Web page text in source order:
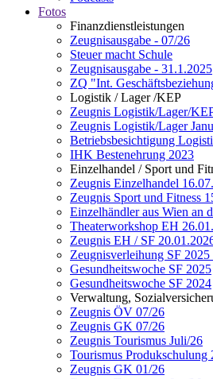
Fotos
Finanzdienstleistungen
Zeugnisausgabe - 07/26
Steuer macht Schule
Zeugnisausgabe - 31.1.2025
ZQ "Int.
Logistik / Lager /KEP
Zeugnis Logistik/Lager/
Zeugnis Logistik/Lager
Betriebsbesichtigung
IHK Bestenehrung 2023
Einzelhandel / Sport und
Zeugnis Einzelhandel
Zeugnis Sport und Fitness
Einzelhändler aus Wien an
Theaterworkshop EH
Zeugnis EH / SF
Zeugnisverleihung SF
Gesundheitswoche SF 2025
Gesundheitswoche SF 2024
Verwaltung,
Zeugnis ÖV 07/26
Zeugnis GK 07/26
Zeugnis Tourismus Juli/26
Tourismus Produkschulung
Zeugnis GK 01/26